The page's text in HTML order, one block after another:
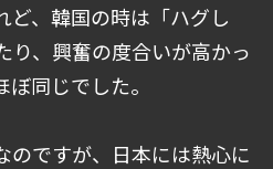
ど、韓国の時は「ハグし
り、興奮の度合いが高かっ
同じでした。
のですが、日本には熱心に